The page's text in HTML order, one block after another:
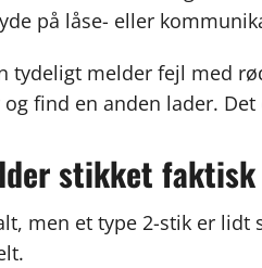
på låse- eller
tydeligt melder fejl med
find en anden lader.
stikket
men et type 2-stik er